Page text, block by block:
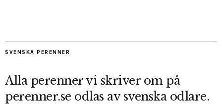
SVENSKA PERENNER
Alla perenner vi skriver om på
perenner.se odlas av svenska odlare.